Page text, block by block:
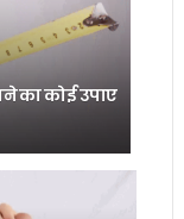
का कोई उपाए